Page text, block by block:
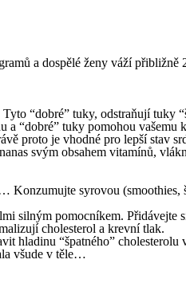
a dospělé ženy váží
“dobré” tuky, odstraňují tuky
“dobré” tuky pomohou vašemu
proto je vhodné pro lepší stav
svým obsahem vitamínů,
syrovou (smoothies,
silným pomocníkem. Přidávejte
cholesterol a krevní tlak.
“špatného” cholesterolu
všude v těle…